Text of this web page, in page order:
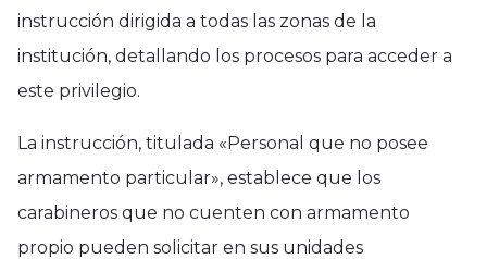
instrucción dirigida a todas las zonas de la
institución, detallando los procesos para acceder a
este privilegio.
La instrucción, titulada «Personal que no posee
armamento particular», establece que los
carabineros que no cuenten con armamento
propio pueden solicitar en sus unidades